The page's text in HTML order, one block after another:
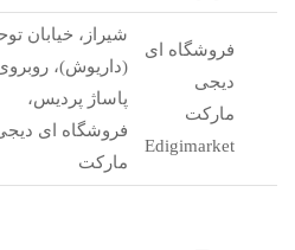
فروشگاه ای
دیجی
مارکت
Edigimarket
شیراز، خیابان
(داریوش)،
پاساژ پردیس،
فروشگاه ای
مارکت